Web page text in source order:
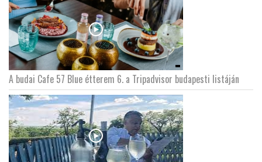
A budai Cafe 57 Blue étterem 6. a Tripadvisor budapesti listáján